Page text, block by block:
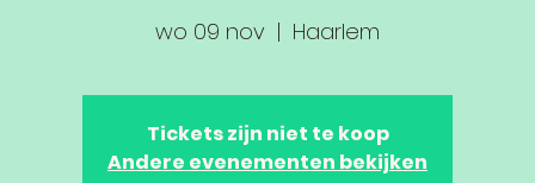
wo 09 nov
  |
Haarlem
Tickets zijn niet te koop
Andere evenementen bekijken